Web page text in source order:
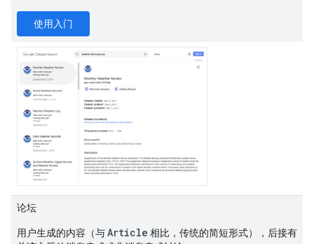
使用入门
论坛
用户生成的内容（与Article 相比，传统的简短形式），后接有